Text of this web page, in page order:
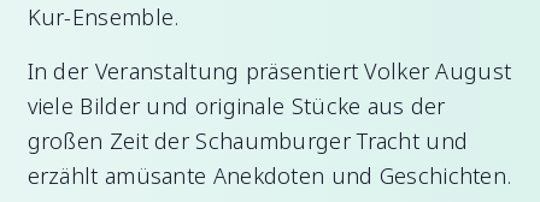
Kur-Ensemble.
In der Veranstaltung präsentiert Volker August
viele Bilder und originale Stücke aus der
großen Zeit der Schaumburger Tracht und
erzählt amüsante Anekdoten und Geschichten.